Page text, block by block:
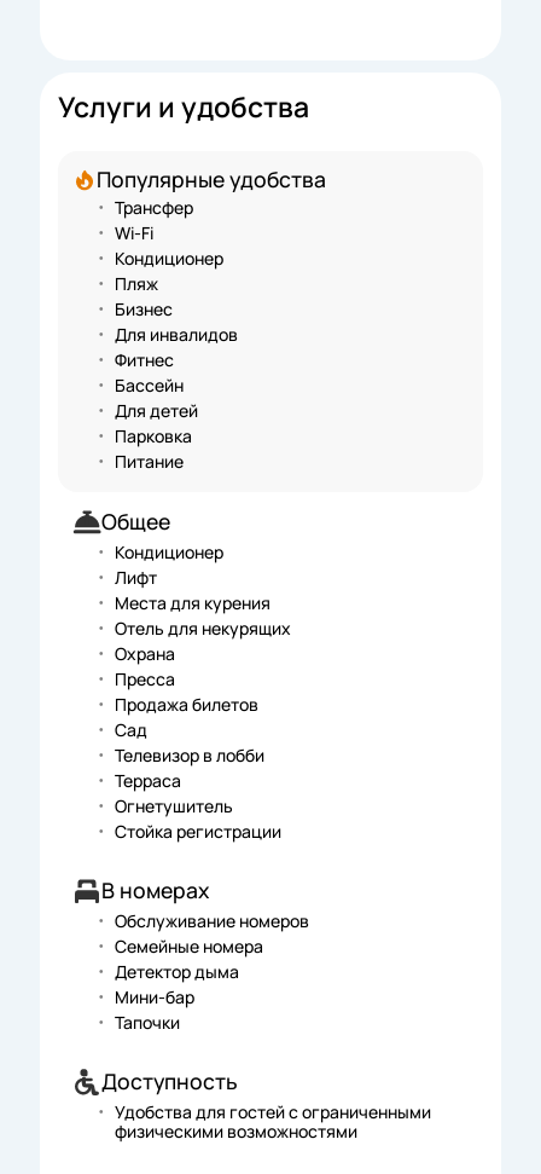
Услуги и удобства
Популярные удобства
Трансфер
Wi-Fi
Кондиционер
Пляж
Бизнес
Для инвалидов
Фитнес
Бассейн
Для детей
Парковка
Питание
Общее
Кондиционер
Лифт
Места для курения
Отель для некурящих
Охрана
Пресса
Продажа билетов
Сад
Телевизор в лобби
Терраса
Огнетушитель
Стойка регистрации
В номерах
Обслуживание номеров
Семейные номера
Детектор дыма
Мини-бар
Тапочки
Доступность
Удобства для гостей с ограниченными
физическими возможностями